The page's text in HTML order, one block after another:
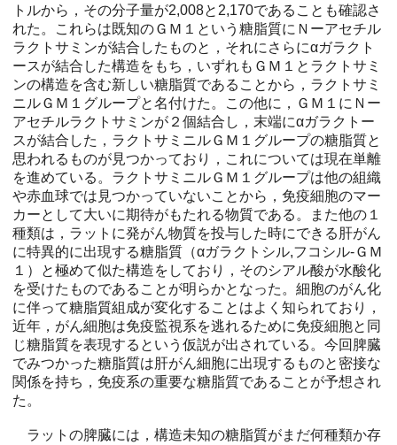
トルから，その分子量が2,008と2,170であることも確認さ
れた。これらは既知のＧＭ１という糖脂質にＮーアセチル
ラクトサミンが結合したものと，それにさらにαガラクト
ースが結合した構造をもち，いずれもＧＭ１とラクトサミ
ンの構造を含む新しい糖脂質であることから，ラクトサミ
ニルＧＭ１グループと名付けた。この他に，ＧＭ１にＮー
アセチルラクトサミンが２個結合し，末端にαガラクトー
スが結合した，ラクトサミニルＧＭ１グループの糖脂質と
思われるものが見つかっており，これについては現在単離
を進めている。ラクトサミニルＧＭ１グループは他の組織
や赤血球では見つかっていないことから，免疫細胞のマー
カーとして大いに期待がもたれる物質である。また他の１
種類は，ラットに発がん物質を投与した時にできる肝がん
に特異的に出現する糖脂質（αガラクトシル,フコシル-ＧＭ
１）と極めて似た構造をしており，そのシアル酸が水酸化
を受けたものであることが明らかとなった。細胞のがん化
に伴って糖脂質組成が変化することはよく知られており，
近年，がん細胞は免疫監視系を逃れるために免疫細胞と同
じ糖脂質を表現するという仮説が出されている。今回脾臓
でみつかった糖脂質は肝がん細胞に出現するものと密接な
関係を持ち，免疫系の重要な糖脂質であることが予想され
た。
ラットの脾臓には，構造未知の糖脂質がまだ何種類か存